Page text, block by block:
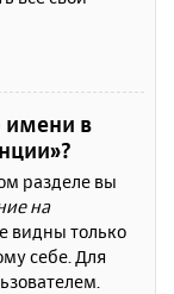
имени в
разделе вы
на
видны только
себе. Для